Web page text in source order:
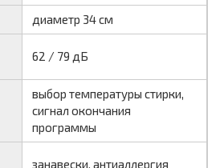
диаметр 34 см
62 / 79 дБ
выбор температуры стирки,
сигнал окончания
программы
занавески, антиаллергия